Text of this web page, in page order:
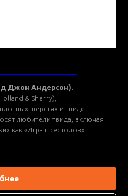
Джон Андерсон).
& Sherry),
шерстях и твиде.
любители твида, включая
как «Игра престолов».